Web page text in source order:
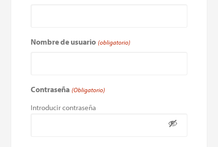
Nombre de usuario (obligatorio)
Contraseña (Obligatorio)
Introducir contraseña